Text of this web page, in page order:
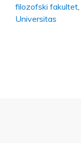
filozofski fakultet
Universitas